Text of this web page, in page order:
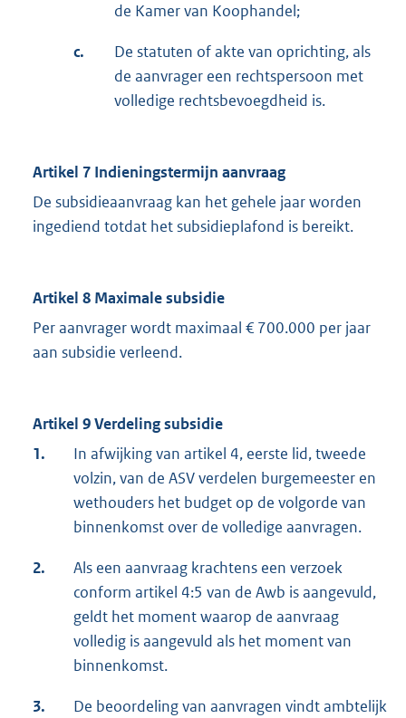
de Kamer van Koophandel;
c.
De statuten of akte van oprichting, als
de aanvrager een rechtspersoon met
volledige rechtsbevoegdheid is.
Artikel 7 Indieningstermijn aanvraag
De subsidieaanvraag kan het gehele jaar worden
ingediend totdat het subsidieplafond is bereikt.
Artikel 8 Maximale subsidie
Per aanvrager wordt maximaal € 700.000 per jaar
aan subsidie verleend.
Artikel 9 Verdeling subsidie
1.
In afwijking van artikel 4, eerste lid, tweede
volzin, van de ASV verdelen burgemeester en
wethouders het budget op de volgorde van
binnenkomst over de volledige aanvragen.
2.
Als een aanvraag krachtens een verzoek
conform artikel 4:5 van de Awb is aangevuld,
geldt het moment waarop de aanvraag
volledig is aangevuld als het moment van
binnenkomst.
3.
De beoordeling van aanvragen vindt ambtelijk